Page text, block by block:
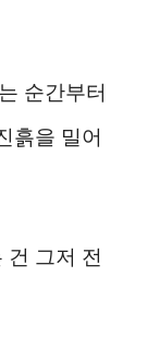
순간부터
흙을 밀어
그저 전